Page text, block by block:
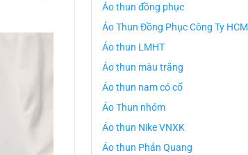
Áo thun đồng phục
Áo Thun Đồng Phục Công Ty HCM
Áo thun LMHT
Áo thun màu trắng
Áo thun nam có cổ
Áo Thun nhóm
Áo thun Nike VNXK
Áo thun Phản Quang